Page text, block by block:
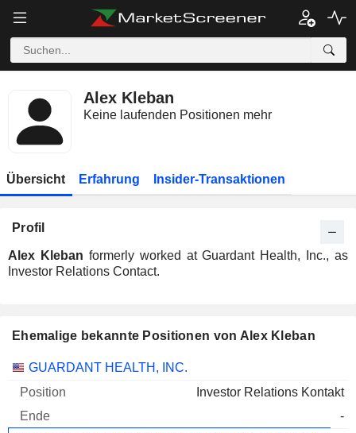
Alex Kleban
Keine laufenden Positionen mehr
Übersicht Erfahrung Insider-Transaktionen
Profil
Alex Kleban formerly worked at Guardant Health, Inc., as
Investor Relations Contact.
Ehemalige bekannte Positionen von Alex Kleban
Unternehmen Position Ende
GUARDANT HEALTH, INC.
Investor Relations Kontakt
-